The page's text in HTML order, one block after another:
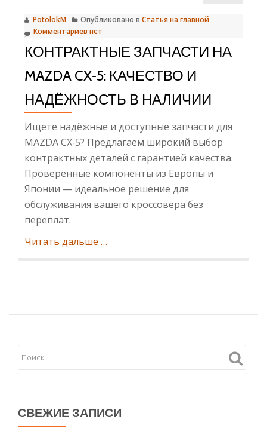
PotolokM Опубликовано в Статья на главной
Комментариев нет
КОНТРАКТНЫЕ ЗАПЧАСТИ НА
MAZDA CX‑5: КАЧЕСТВО И
НАДЁЖНОСТЬ В НАЛИЧИИ
Ищете надёжные и доступные запчасти для
MAZDA CX‑5? Предлагаем широкий выбор
контрактных деталей с гарантией качества.
Проверенные компоненты из Европы и
Японии — идеальное решение для
обслуживания вашего кроссовера без
переплат.
Читать дальше ИнформацияКонтрактные
качество
надёжность
…
СВЕЖИЕ ЗАПИСИ